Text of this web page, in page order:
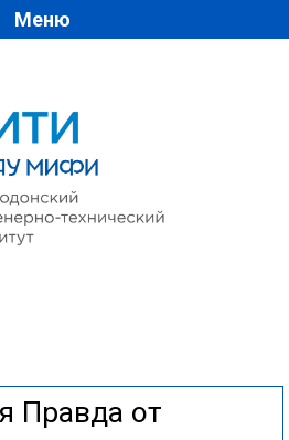
к
Меню
Правда от